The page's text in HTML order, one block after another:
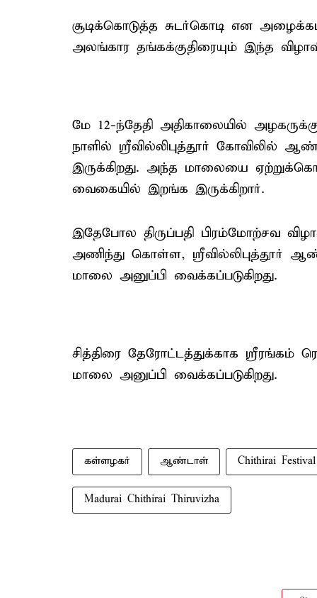
சூடிக்கொடுத்த சுடர்கொடி என
அலங்கார தங்கக்குதிரையும் இந்த
மே 12-ந்தேதி அதிகாலையில்
நாளில் ஸ்ரீவில்லிபுத்தூர் கோவிலில்
இருக்கிறது. அந்த மாலையை
வைகையில் இறங்க இருக்கிறார்.
இதேபோல திருப்பதி பிரம்மோற்சவ
அணிந்து கொள்ள, ஸ்ரீவில்லிபுத்தூர்
மாலை அனுப்பி வைக்கப்படுகிறது.
சித்திரை தேரோட்டத்துக்காக ஸ்ரீரங்கம்
மாலை அனுப்பி வைக்கப்படுகிறது.
கள்ளழகர் ஆண்டாள் Chithirai Festival
Madurai Chithirai Thiruvizha